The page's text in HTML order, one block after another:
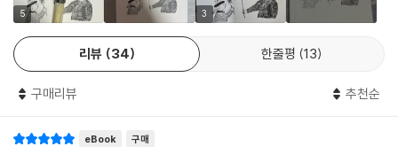
도 안 된다.
---「7장 · 어떻게 평정심을 유지하고, 어떻게 무너지는가 : 높은 길과 낮은
길」중에서
학적 관점을 얻을 수 있을 것이다.
책에서 제시하는 과정을 따라가다 보면, 부모는 자신의 감정을 이해하고
아이와의 관계에서 변화를 만들어가는 법을 배울 수 있다. 이를 통해 독자
는 각자의 육아 방식에 적용할 수 있는 구체적인 방법을 찾게 될 것이다.
5 3
리뷰 34 한줄평 13
구매리뷰 추천순
eBook 구매